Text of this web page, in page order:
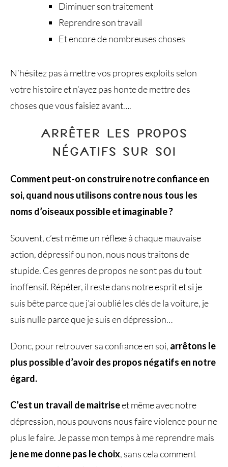
Diminuer son traitement
Reprendre son travail
Et encore de nombreuses choses
N’hésitez pas à mettre vos propres exploits selon
votre histoire et n’ayez pas honte de mettre des
choses que vous faisiez avant….
ARRÊTER LES PROPOS
NÉGATIFS SUR SOI
Comment peut-on construire notre confiance en
soi, quand nous utilisons contre nous tous les
noms d’oiseaux possible et imaginable ?
Souvent, c’est même un réflexe à chaque mauvaise
action, dépressif ou non, nous nous traitons de
stupide. Ces genres de propos ne sont pas du tout
inoffensif. Répéter, il reste dans notre esprit et si je
suis bête parce que j’ai oublié les clés de la voiture, je
suis nulle parce que je suis en dépression…
Donc, pour retrouver sa confiance en soi, arrêtons le
plus possible d’avoir des propos négatifs en notre
égard.
C’est un travail de maitriseet même avec notre
dépression, nous pouvons nous faire violence pour ne
plus le faire. Je passe mon temps à me reprendre mais
je ne me donne pas le choix, sans cela comment